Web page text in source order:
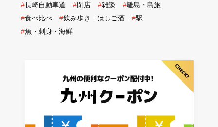
#長崎自動車道 #閉店 #雑談 #離島・島旅
#食べ比べ #飲み歩き・はしご酒 #駅
#魚・刺身・海鮮